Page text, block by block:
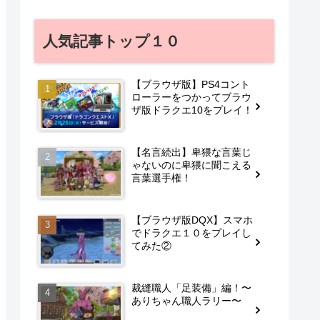
人気記事トップ１０
【ブラウザ版】PS4コント
ローラーをつかってブラウ
ザ版ドラクエ10をプレイ！
【名言続出】卑猥な言葉じ
ゃないのに卑猥に聞こえる
言葉選手権！
【ブラウザ版DQX】スマホ
でドラクエ１０をプレイし
てみた②
裁縫職人「足装備」編！〜
ありちゃん職人ラリー〜